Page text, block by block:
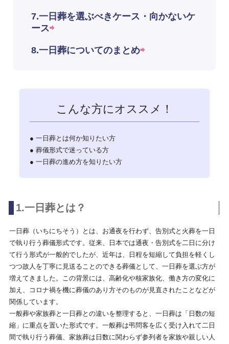
7.一日葬を選ぶべきケース・向かないケ
ース
8.一日葬についてのまとめ
こんな方にオススメ！
● 一日葬とは何か知りたい方
● 葬儀形式で迷っている方
● 一日葬の進め方を知りたい方
1.一日葬とは？
一日葬（いちにちそう）とは、お通夜を行わず、告別式と火葬を一日
で執り行う葬儀形式です。従来、日本では通夜・告別式を二日に分け
て行う形式が一般的でしたが、近年は、日程を短縮して負担を軽くし
つつ故人を丁寧に見送ることのできる葬儀として、一日葬を選ぶ方が
増えてきました。この背景には、高齢化や核家族化、働き方の変化に
加え、コロナ禍を機に葬儀のあり方そのものが見直されたことなどが
関係しています。
一般葬や家族葬と一日葬との違いを整理すると、一日葬は「日数の短
縮」に重点を置いた形式です。一般葬は弔問客を広く受け入れて二日
間で執り行う葬儀、家族葬は日数に関わらず参列者を家族や親しい人